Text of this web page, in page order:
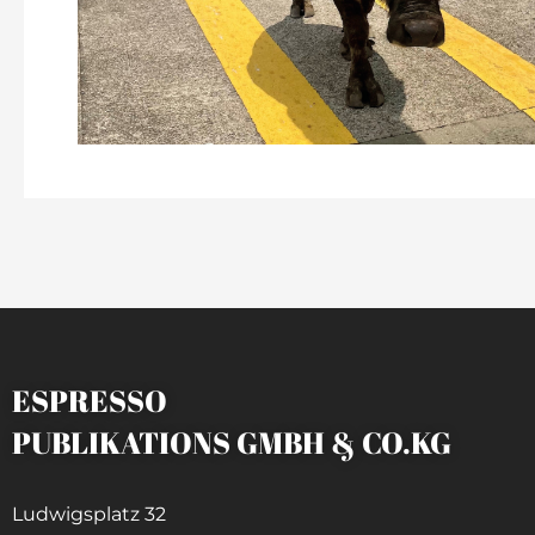
ESPRESSO
PUBLIKATIONS GMBH & CO.KG
Ludwigsplatz 32